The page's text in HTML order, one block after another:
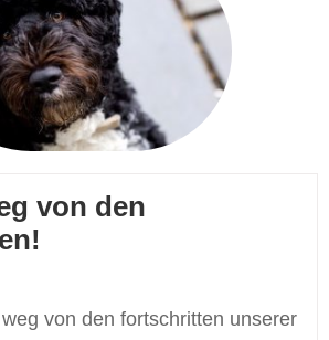
von den
von den fortschritten unserer